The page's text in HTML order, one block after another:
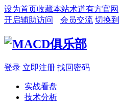
设为首页收藏本站术道有方官网
开启辅助访问
会员交流 切换
登录 立即注册 找回密码
实战看盘
技术分析